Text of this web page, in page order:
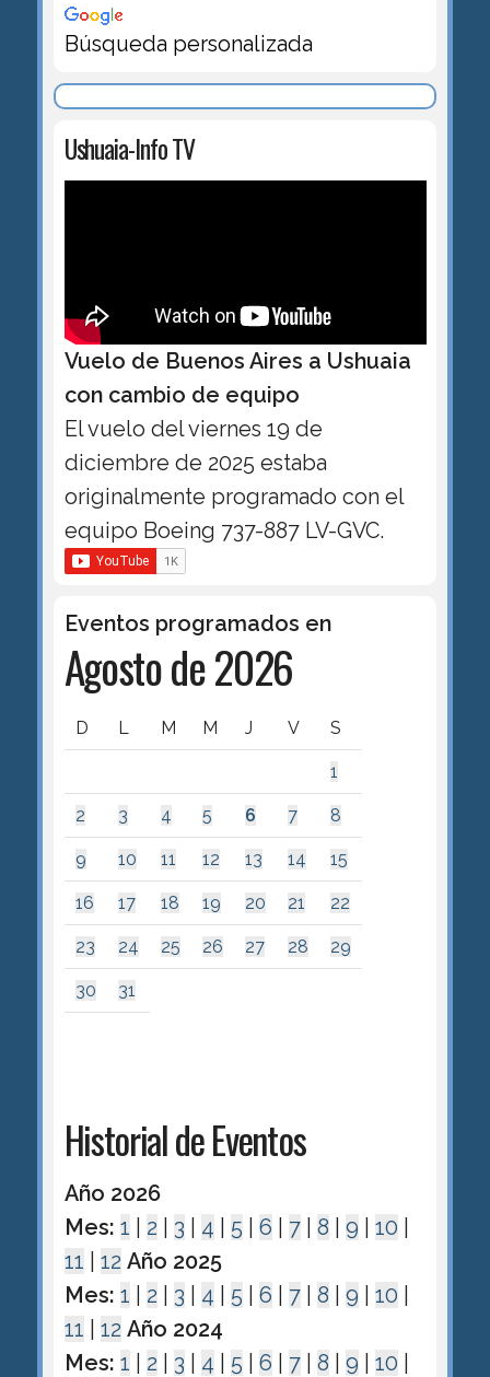
Búsqueda personalizada
Ushuaia-Info TV
Vuelo de Buenos Aires a Ushuaia
con cambio de equipo
El vuelo del viernes 19 de
diciembre de 2025 estaba
originalmente programado con el
equipo Boeing 737-887 LV-GVC.
Eventos programados en
Agosto de 2026
D L M M J V S
1
2 3 4 5 6 7 8
9 10 11 12 13 14 15
16 17 18 19 20 21 22
23 24 25 26 27 28 29
30 31
Historial de Eventos
Año 2026
Mes: 1 2 3 4 5 6 7| 8 9 10
11
12 Año 2025
Mes: 1 2 3 4 5 6 7| 8 9 10
11
12 Año 2024
Mes: 1 2 3 4 5 6 7| 8 9 10